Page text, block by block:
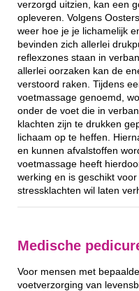
verzorgd uitzien, kan een
opleveren. Volgens
weer hoe je je lichamelijk
bevinden zich allerlei
reflexzones staan in
allerlei oorzaken kan de
verstoord raken. Tijdens
voetmassage genoemd,
onder de voet die in
klachten zijn te drukken
lichaam op te heffen.
en kunnen afvalstoffen
voetmassage heeft
werking en is geschikt
stressklachten wil laten
Medische
Voor mensen met
voetverzorging van